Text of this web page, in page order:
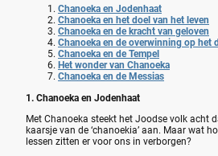
Chanoeka en Jodenhaat
Chanoeka en het doel van het leven
Chanoeka en de kracht van geloven
Chanoeka en de overwinning op het
Chanoeka en de Tempel
Het wonder van Chanoeka
Chanoeka en de Messias
1. Chanoeka en Jodenhaat
Met Chanoeka steekt het Joodse volk acht
kaarsje van de ‘chanoekia’ aan. Maar wat
lessen zitten er voor ons in verborgen?